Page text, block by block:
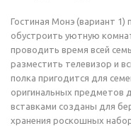
Гостиная Монэ (вариант 1)
обустроить уютную
проводить время всей
разместить телевизор и
полка пригодится для
оригинальных предметов
вставками созданы для
хранения роскошных